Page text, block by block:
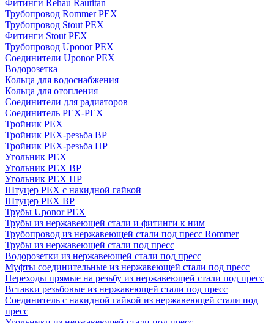
Фитинги Rehau Rautitan
Трубопровод Rommer PEX
Трубопровод Stout PEX
Фитинги Stout PEX
Трубопровод Uponor PEX
Соединители Uponor PEX
Водорозетка
Кольца для водоснабжения
Кольца для отопления
Соединители для радиаторов
Соединитель PEX-PEX
Тройник PEX
Тройник PEX-резьба ВР
Тройник PEX-резьба НР
Угольник PEX
Угольник PEX ВР
Угольник PEX НР
Штуцер PEX c накидной гайкой
Штуцер PEX ВР
Трубы Uponor PEX
Трубы из нержавеющей стали и фитинги к ним
Трубопровод из нержавеющей стали под пресс Rommer
Трубы из нержавеющей стали под пресс
Водорозетки из нержавеющей стали под пресс
Муфты соединительные из нержавеющей стали под пресс
Переходы прямые на резьбу из нержавеющей стали под пресс
Вставки резьбовые из нержавеющей стали под пресс
Соединитель с накидной гайкой из нержавеющей стали под
пресс